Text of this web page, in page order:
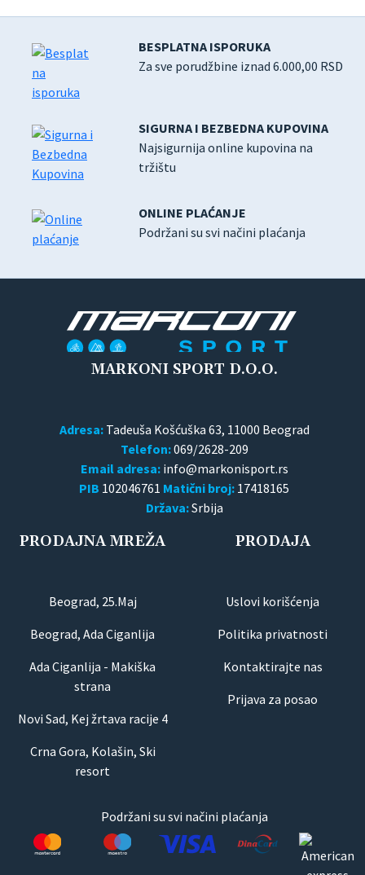
BESPLATNA ISPORUKA
Za sve porudžbine iznad 6.000,00 RSD
SIGURNA I BEZBEDNA KUPOVINA
Najsigurnija online kupovina na
tržištu
ONLINE PLAĆANJE
Podržani su svi načini plaćanja
MARKONI SPORT D.O.O.
Adresa:Tadeuša Košćuška 63, 11000 Beograd
Telefon:069/2628-209
Email adresa:
PIB 102046761 Matični broj: 17418165
Država:Srbija
PRODAJNA MREŽA
Beograd, 25.Maj
Beograd, Ada Ciganlija
Ada Ciganlija - Makiška
strana
Novi Sad, Kej žrtava racije 4
Crna Gora, Kolašin, Ski
resort
PRODAJA
Uslovi korišćenja
Politika privatnosti
Kontaktirajte nas
Prijava za posao
Podržani su svi načini plaćanja